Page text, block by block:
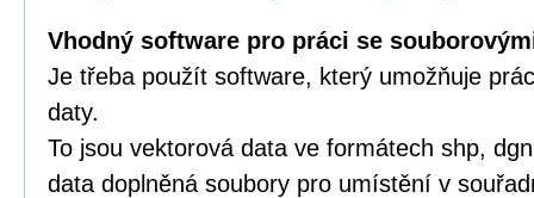
Vhodný software pro práci se
Je třeba použít software, který umožňuje
daty.
To jsou vektorová data ve formátech shp,
data doplněná soubory pro umístění v